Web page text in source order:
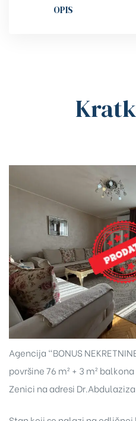
OPIS
Agencija "BONUS
površine 76 m² + 3 m²
Zenici na adresi